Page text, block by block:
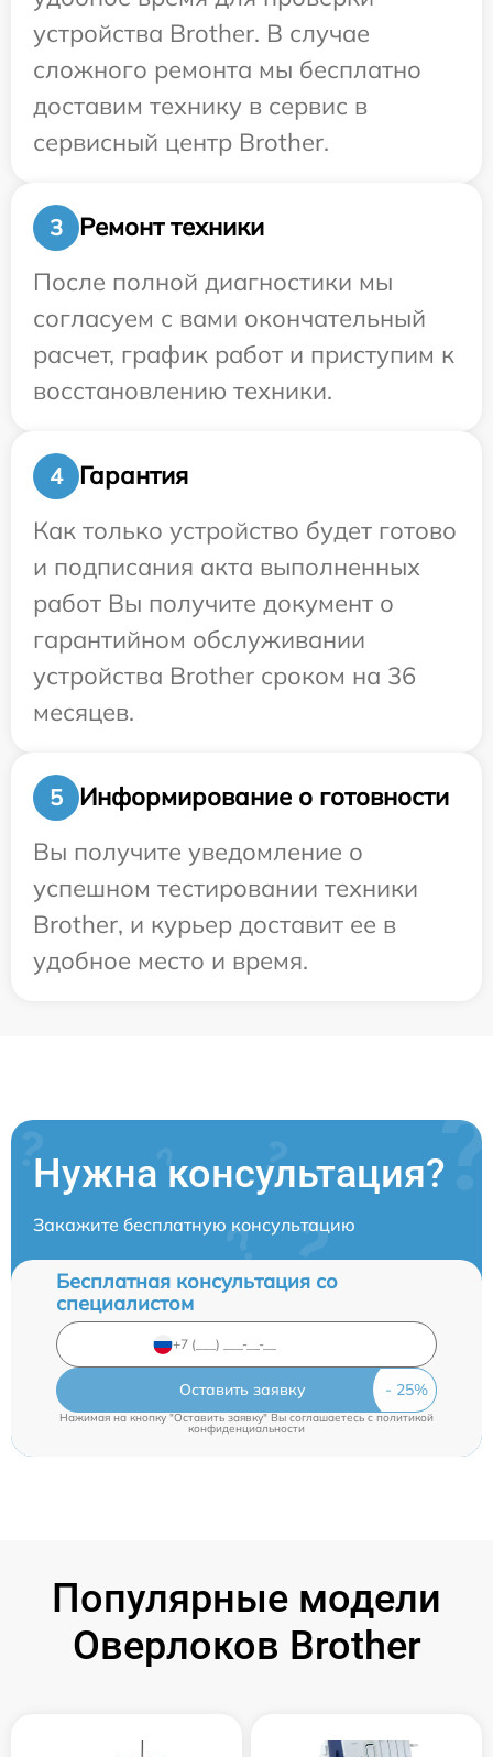
устройства Brother. В случае
сложного ремонта мы бесплатно
доставим технику в сервис в
сервисный центр Brother.
3
Ремонт техники
После полной диагностики мы
согласуем с вами окончательный
расчет, график работ и приступим к
восстановлению техники.
4
Гарантия
Как только устройство будет готово
и подписания акта выполненных
работ Вы получите документ о
гарантийном обслуживании
устройства Brother сроком на 36
месяцев.
5
Информирование о готовности
Вы получите уведомление о
успешном тестировании техники
Brother, и курьер доставит ее в
удобное место и время.
Нужна консультация?
Закажите бесплатную консультацию
Бесплатная консультация со
специалистом
Оставить заявку
Нажимая на кнопку "Оставить заявку" Вы соглашаетесь cполитикой
конфиденциальности
Популярные модели
Оверлоков Brother